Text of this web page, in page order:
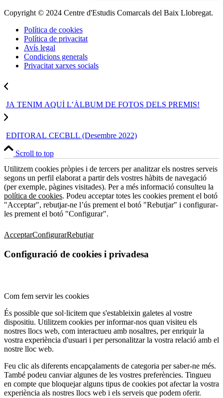
Copyright © 2024 Centre d'Estudis Comarcals del Baix Llobregat.
Política de cookies
Política de privacitat
Avís legal
Condicions generals
Privacitat xarxes socials
JA TENIM AQUÍ L’ÀLBUM DE FOTOS DELS PREMIS!
EDITORAL CECBLL (Desembre 2022)
Scroll to top
Utilitzem cookies pròpies i de tercers per analitzar els nostres serveis
segons un perfil elaborat a partir dels vostres hàbits de navegació
(per exemple, pàgines visitades). Per a més informació consulteu la
política de cookies. Podeu acceptar totes les cookies prement el botó
"Acceptar", rebutjar-ne l’ús prement el botó "Rebutjar" i configurar-
les prement el botó "Configurar".
AcceptarConfigurarRebutjar
Configuració de cookies i privadesa
Com fem servir les cookies
És possible que sol·licitem que s'estableixin galetes al vostre
dispositiu. Utilitzem cookies per informar-nos quan visiteu els
nostres llocs web, com interactueu amb nosaltres, per enriquir la
vostra experiència d'usuari i per personalitzar la vostra relació amb el
nostre lloc web.
Feu clic als diferents encapçalaments de categoria per saber-ne més.
També podeu canviar algunes de les vostres preferències. Tingueu
en compte que bloquejar alguns tipus de cookies pot afectar la vostra
experiència als nostres llocs web i els serveis que podem oferir.